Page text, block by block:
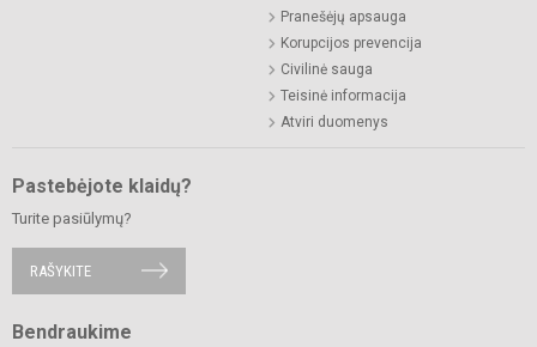
Pranešėjų apsauga
Korupcijos prevencija
Civilinė sauga
Teisinė informacija
Atviri duomenys
Pastebėjote klaidų?
Turite pasiūlymų?
RAŠYKITE
Bendraukime